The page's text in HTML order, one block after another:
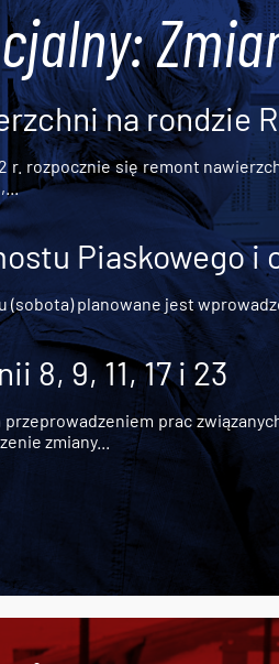
na rondzie
r. rozpocznie się remont
Piaskowego i
(sobota) planowane jest
8, 9, 11, 17 i 23
przeprowadzeniem prac
zmiany...